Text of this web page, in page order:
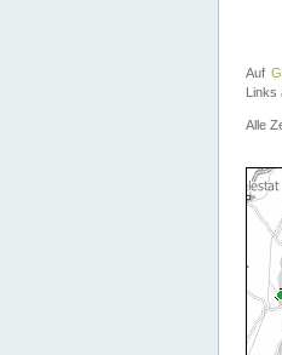
Auf
Links
Alle